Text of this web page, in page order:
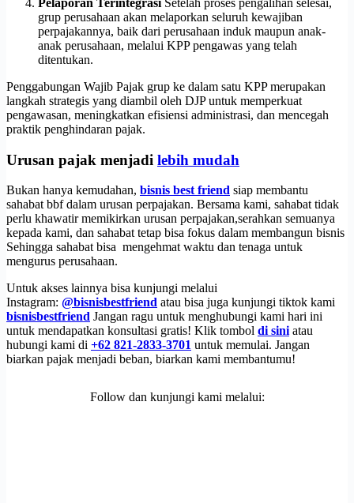
Pelaporan Terintegrasi Setelah proses pengalihan selesai,
grup perusahaan akan melaporkan seluruh kewajiban
perpajakannya, baik dari perusahaan induk maupun anak-
anak perusahaan, melalui KPP pengawas yang telah
ditentukan.
Penggabungan Wajib Pajak grup ke dalam satu KPP merupakan
langkah strategis yang diambil oleh DJP untuk memperkuat
pengawasan, meningkatkan efisiensi administrasi, dan mencegah
praktik penghindaran pajak.
Urusan pajak menjadi lebih mudah
Bukan hanya kemudahan, bisnis best friend siap membantu
sahabat bbf dalam urusan perpajakan. Bersama kami, sahabat tidak
perlu khawatir memikirkan urusan perpajakan,serahkan semuanya
kepada kami, dan sahabat tetap bisa fokus dalam membangun bisnis
Sehingga sahabat bisa mengehmat waktu dan tenaga untuk
mengurus perusahaan.
Untuk akses lainnya bisa kunjungi melalui
Instagram: @bisnisbestfriend atau bisa juga kunjungi tiktok kami
bisnisbestfriend Jangan ragu untuk menghubungi kami hari ini
untuk mendapatkan konsultasi gratis! Klik tombol di sini atau
hubungi kami di +62 821-2833-3701 untuk memulai. Jangan
biarkan pajak menjadi beban, biarkan kami membantumu!
Follow dan kunjungi kami melalui: